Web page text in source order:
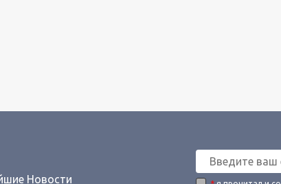
Новости